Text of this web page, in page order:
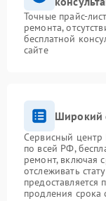
Точные прайс-
ремонта,
бесплатной
сайте
Широкий
Сервисный центр
по всей РФ,
ремонт, включая
отслеживать
предоставляется
продления срока